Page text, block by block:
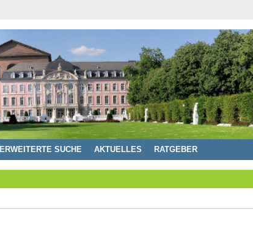
ERWEITERTE SUCHE AKTUELLES RATGEBER